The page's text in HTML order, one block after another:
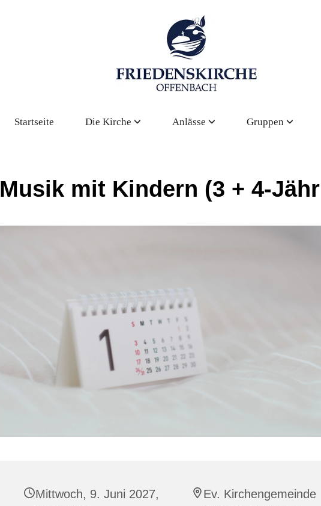
Startseite Die Kirche Anlässe Gruppen
Musik mit Kindern (3 + 4-
Mittwoch, 9. Juni 2027,
Ev. Kirchengemeinde